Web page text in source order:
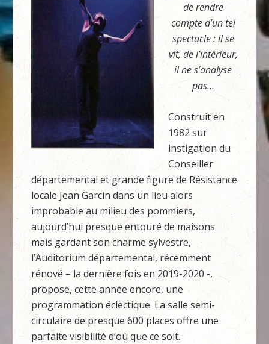
de rendre
compte d’un tel
spectacle : il se
vit, de l’intérieur,
il ne s’analyse
pas…
Construit en
1982 sur
instigation du
Conseiller
départemental et grande figure de Résistance
locale Jean Garcin dans un lieu alors
improbable au milieu des pommiers,
aujourd’hui presque entouré de maisons
mais gardant son charme sylvestre,
l’Auditorium départemental, récemment
rénové – la dernière fois en 2019-2020 -,
propose, cette année encore, une
programmation éclectique. La salle semi-
circulaire de presque 600 places offre une
parfaite visibilité d’où que ce soit.